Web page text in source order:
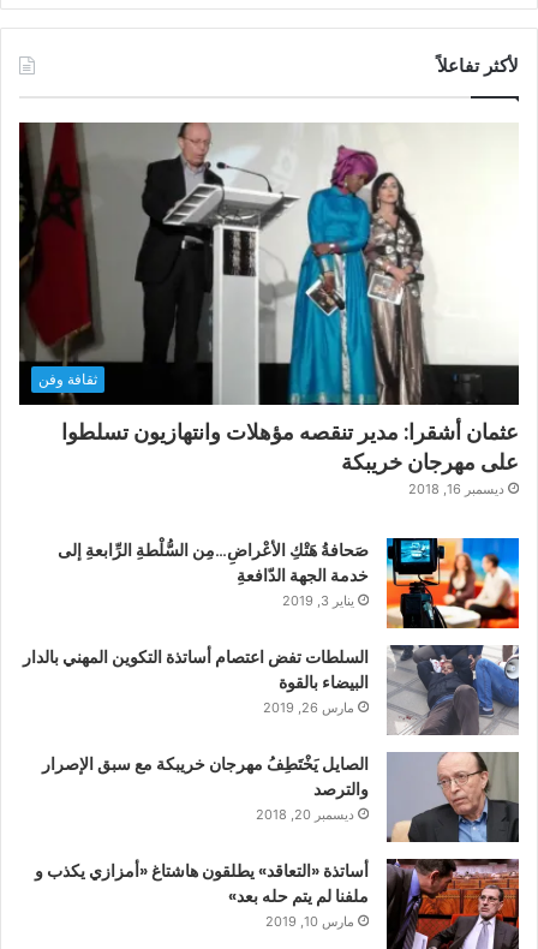
لأكثر تفاعلاً
ثقافة وفن
عثمان أشقرا: مدير تنقصه مؤهلات وانتهازيون تسلطوا
على مهرجان خريبكة
ديسمبر 16, 2018
صَحافةُ هَتْكِ الأعْراضِ…مِن السُّلْطةِ الرِّابعةِ إلى
خدمة الجهة الدّافعةِ
يناير 3, 2019
السلطات تفض اعتصام أساتذة التكوين المهني بالدار
البيضاء بالقوة
مارس 26, 2019
الصايل يَخْتَطِفُ مهرجان خريبكة مع سبق الإصرار
والترصد
ديسمبر 20, 2018
أساتذة «التعاقد» يطلقون هاشتاغ «أمزازي يكذب و
ملفنا لم يتم حله بعد»
مارس 10, 2019